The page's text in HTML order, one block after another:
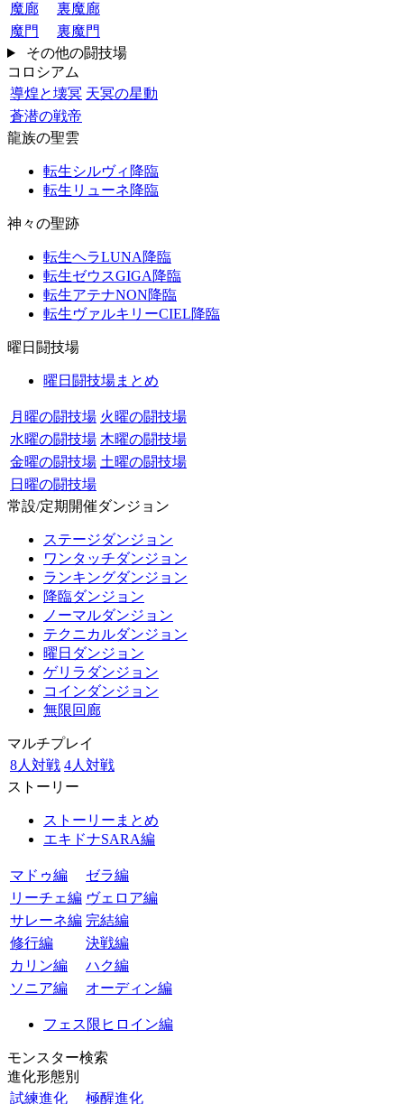
魔廊
裏魔廊
魔門
裏魔門
その他の闘技場
コロシアム
導煌と壊冥 天冥の星動
蒼潜の戦帝
龍族の聖雲
転生シルヴィ降臨
転生リューネ降臨
神々の聖跡
転生ヘラLUNA降臨
転生ゼウスGIGA降臨
転生アテナNON降臨
転生ヴァルキリーCIEL降臨
曜日闘技場
曜日闘技場まとめ
月曜の闘技場 火曜の闘技場
水曜の闘技場 木曜の闘技場
金曜の闘技場 土曜の闘技場
日曜の闘技場
常設/定期開催ダンジョン
ステージダンジョン
ワンタッチダンジョン
ランキングダンジョン
降臨ダンジョン
ノーマルダンジョン
テクニカルダンジョン
曜日ダンジョン
ゲリラダンジョン
コインダンジョン
無限回廊
マルチプレイ
8人対戦 4人対戦
ストーリー
ストーリーまとめ
エキドナSARA編
マドゥ編
ゼラ編
リーチェ編 ヴェロア編
サレーネ編 完結編
修行編
決戦編
カリン編
ハク編
ソニア編
オーディン編
フェス限ヒロイン編
モンスター検索
進化形態別
試練進化
極醒進化